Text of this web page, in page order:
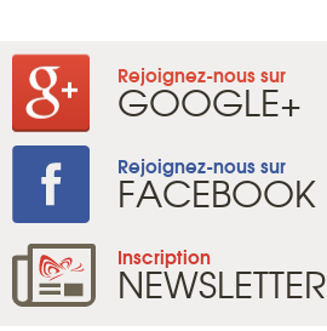
Rejoignez-nous sur
GOOGLE+
Rejoignez-nous sur
FACEBOOK
Inscription
NEWSLETTER